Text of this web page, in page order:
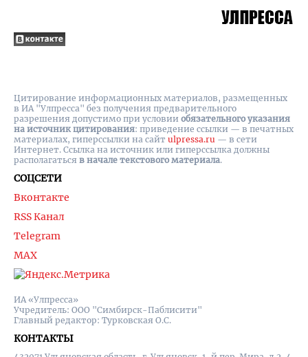
ИА «Улпресса»
Учредитель: ООО "Симбирск-Паблисити"
Главный редактор: Турковская О.С.
КОНТАКТЫ
СОЦСЕТИ
Вконтакте
RSS Канал
Telegram
MAX
Цитирование информационных материалов, размещенных
в ИА "Улпресса" без получения предварительного
разрешения допустимо при условии обязательного указания
на источник цитирования: приведение ссылки — в печатных
материалах, гиперссылки на cайт ulpressa.ru — в сети
Интернет. Ссылка на источник или гиперссылка должны
располагаться в начале текстового материала.